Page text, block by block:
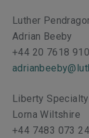
Luther
Adrian Beeby
+44 20 7618
Liberty
Lorna Wiltshire
+44 7483 073